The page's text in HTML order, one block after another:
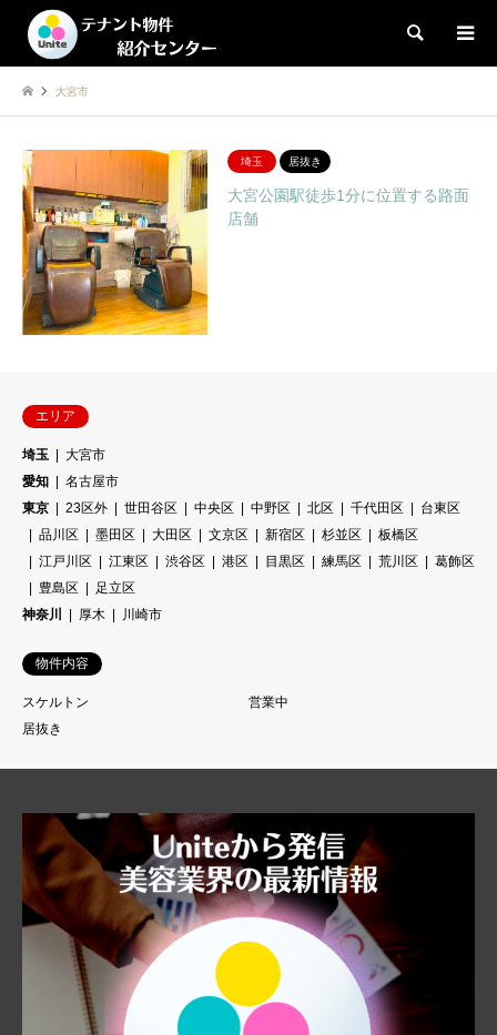
検索
大宮市
埼玉 居抜き
大宮公園駅徒歩1分に位置する路面
店舗
エリア
埼玉
大宮市
愛知
名古屋市
東京
23区外 世田谷区 中央区 中野区 北区 千代田区
台東区
品川区
墨田区 大田区 文京区 新宿区 杉並区
板橋区
江戸川区
江東区 渋谷区 港区 目黒区 練馬区 荒川区
葛飾区
豊島区
足立区
神奈川
厚木 川崎市
物件内容
スケルトン
営業中
居抜き